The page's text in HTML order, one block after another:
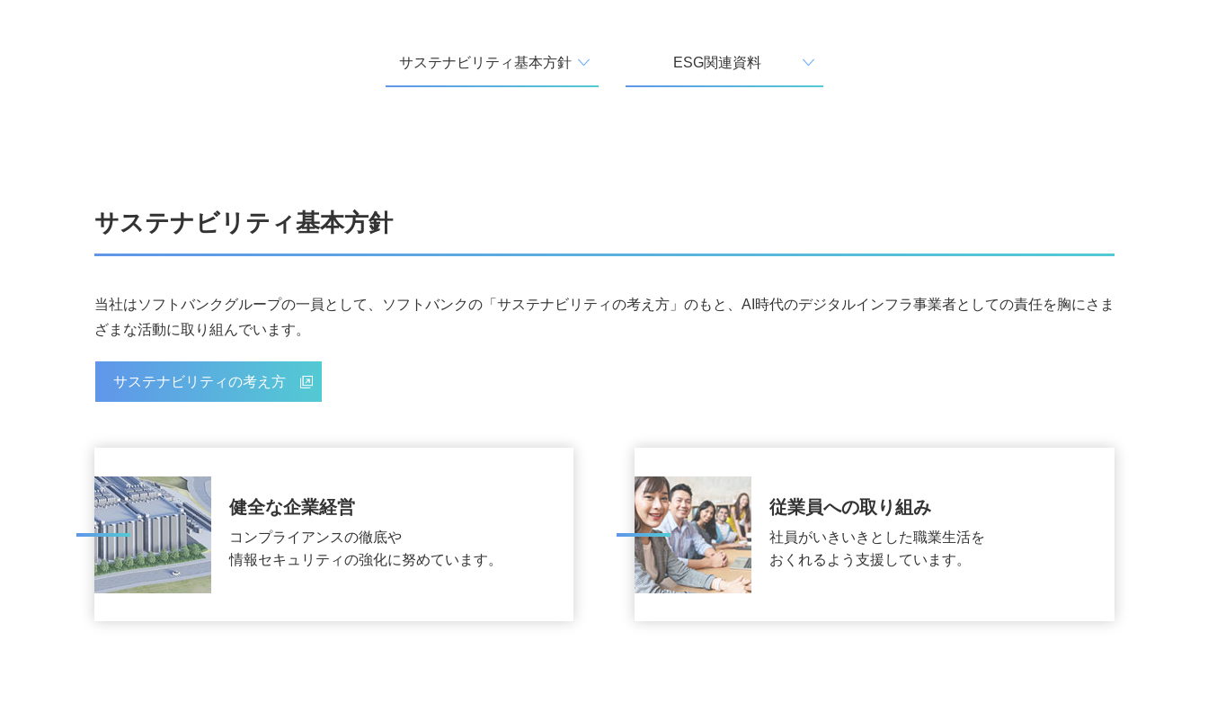
サステナビリティ基本方針 ESG関連資料
サステナビリティ基本方針
当社はソフトバンクグループの一員として、ソフトバンクの「サステナビリティの考え方」のもと、AI時代のデジタルインフラ事業者としての責任を胸にさま
ざまな活動に取り組んでいます。
サステナビリティの考え方
健全な企業経営
コンプライアンスの徹底や
情報セキュリティの強化に努めています。
従業員への取り組み
社員がいきいきとした職業生活を
おくれるよう支援しています。